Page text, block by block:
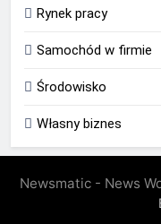
Rynek pracy
Samochód w firmie
Środowisko
Własny biznes
Newsmatic - News